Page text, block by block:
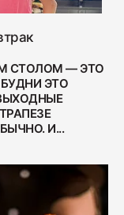
СТОЛОМ — ЭТО
ЭТО
И...